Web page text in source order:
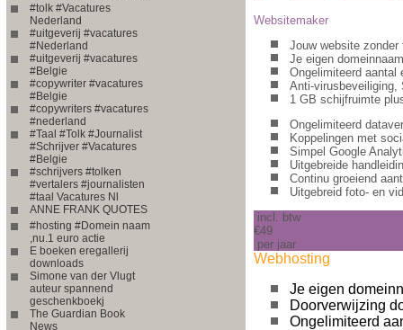
#tolk #Vacatures
Nederland
#uitgeverij #vacatures
#Nederland
#uitgeverij #vacatures
#Belgie
#copywriter #vacatures
#Belgie
#copywriters #vacatures
#nederland
#Taal #Tolk #Journalist
#Schrijver #Vacatures
#Belgie
#schrijvers #tolken
#vertalers #journalisten
#taal Vacatures Nl
ANNE FRANK QUOTES
#hosting #Domein naam
,nu.1 euro actie
E boeken eregallerij
downloads
Simone van der Vlugt
auteur spannend
geschenkboekj
The Guardian Book
News
Websitemaker
Jouw website
Je eigen domeinnaam
Ongelimiteerd aantal
Anti-virusbeveiliging,
1 GB schijfruimte
Ongelimiteerd
Koppelingen met
Simpel Google
Uitgebreide
Continu groeiend
Uitgebreid foto- en
incl. btw
€49
per jaar
Webhosting
Je eigen
Doorverwijzing
Ongelimiteerd